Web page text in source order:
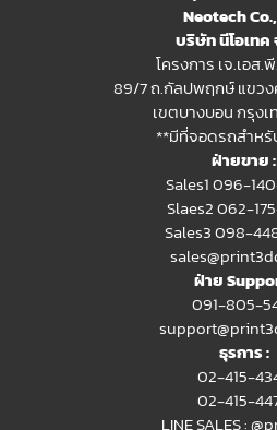
Neotech
บริษัท นีโอเทค
โครงการ เจ.เอส.
89/7 ถ.กัลปพฤกษ์ แขว
เขตบางบอน กรุงเ
**มีที่จอดรถสำห
ฝ่ายขาย :
Sales1 096-
Slaes2062-
Sales3 098-
ฝ่าย
091-805-
ธุรการ :
02-415-
02-415-
LINE SALES :